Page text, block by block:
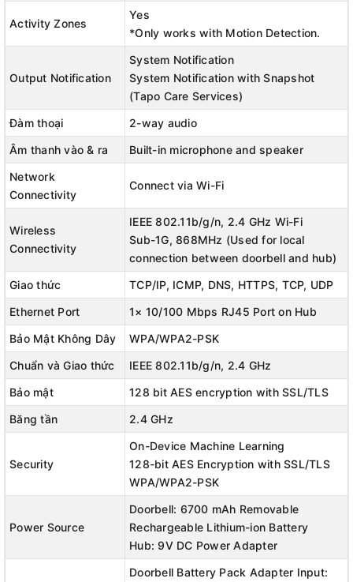
Activity Zones
Yes
*Only works with Motion Detection.
Output Notification
System Notification
System Notification with Snapshot
(Tapo Care Services)
Đàm thoại
2-way audio
Âm thanh vào & ra
Built-in microphone and speaker
Network
Connectivity
Connect via Wi-Fi
Wireless
Connectivity
IEEE 802.11b/g/n, 2.4 GHz Wi-Fi
Sub-1G, 868MHz (Used for local
connection between doorbell and hub)
Giao thức
TCP/IP, ICMP, DNS, HTTPS, TCP, UDP
Ethernet Port
1× 10/100 Mbps RJ45 Port on Hub
Bảo Mật Không Dây
WPA/WPA2-PSK
Chuẩn và Giao thức
IEEE 802.11b/g/n, 2.4 GHz
Bảo mật
128 bit AES encryption with SSL/TLS
Băng tần
2.4 GHz
Security
On-Device Machine Learning
128-bit AES Encryption with SSL/TLS
WPA/WPA2-PSK
Power Source
Doorbell: 6700 mAh Removable
Rechargeable Lithium-ion Battery
Hub: 9V DC Power Adapter
Doorbell Battery Pack Adapter Input: